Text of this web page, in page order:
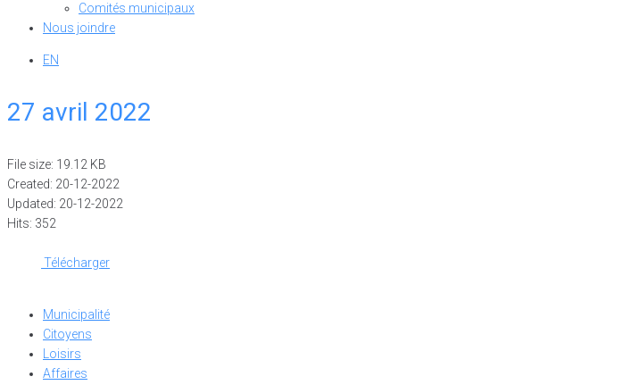
Comités municipaux
Nous joindre
EN
27 avril 2022
File size: 19.12 KB
Created: 20-12-2022
Updated: 20-12-2022
Hits: 352
Télécharger
Municipalité
Citoyens
Loisirs
Affaires